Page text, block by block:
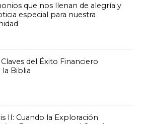
que nos llenan de alegría y
especial para nuestra
Claves del Éxito Financiero
la Biblia
II: Cuando la Exploración